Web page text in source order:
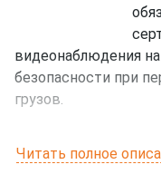
видеонаблюдения
безопасности при
грузов.
Постановлением
Читать полное